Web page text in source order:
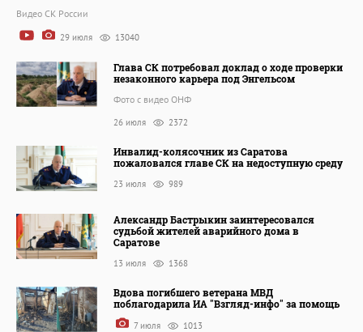
Видео СК России
29 июля 13040
Глава СК потребовал доклад о ходе проверки
незаконного карьера под Энгельсом
Фото с видео ОНФ
26 июля 2372
Инвалид-колясочник из Саратова
пожаловался главе СК на недоступную среду
23 июля 989
Александр Бастрыкин заинтересовался
судьбой жителей аварийного дома в
Саратове
13 июля 1368
Вдова погибшего ветерана МВД
поблагодарила ИА "Взгляд-инфо" за помощь
7 июля 1013